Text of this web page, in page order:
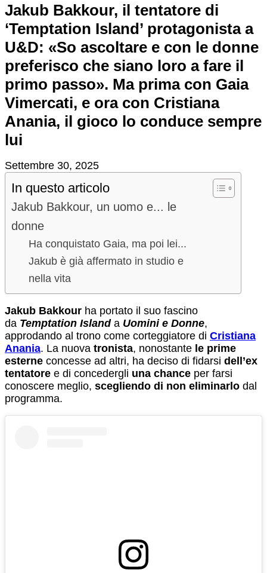
Jakub Bakkour, il tentatore di
‘Temptation Island’ protagonista a
U&D: «So ascoltare e con le donne
preferisco che siano loro a fare il
primo passo». Ma prima con Gaia
Vimercati, e ora con Cristiana
Anania, il gioco lo conduce sempre
lui
Settembre 30, 2025
In questo articolo
Jakub Bakkour, un uomo e... le
donne
Ha conquistato Gaia, ma poi lei...
Jakub è già affermato in studio e
nella vita
Jakub Bakkour ha portato il suo fascino
da Temptation Islanda Uomini e Donne,
approdando al trono come corteggiatore di Cristiana
Anania. La nuova tronista, nonostante le prime
esterne concesse ad altri, ha deciso di fidarsi dell’ex
tentatore e di concedergli una chance per farsi
conoscere meglio, scegliendo di non eliminarlo dal
programma.